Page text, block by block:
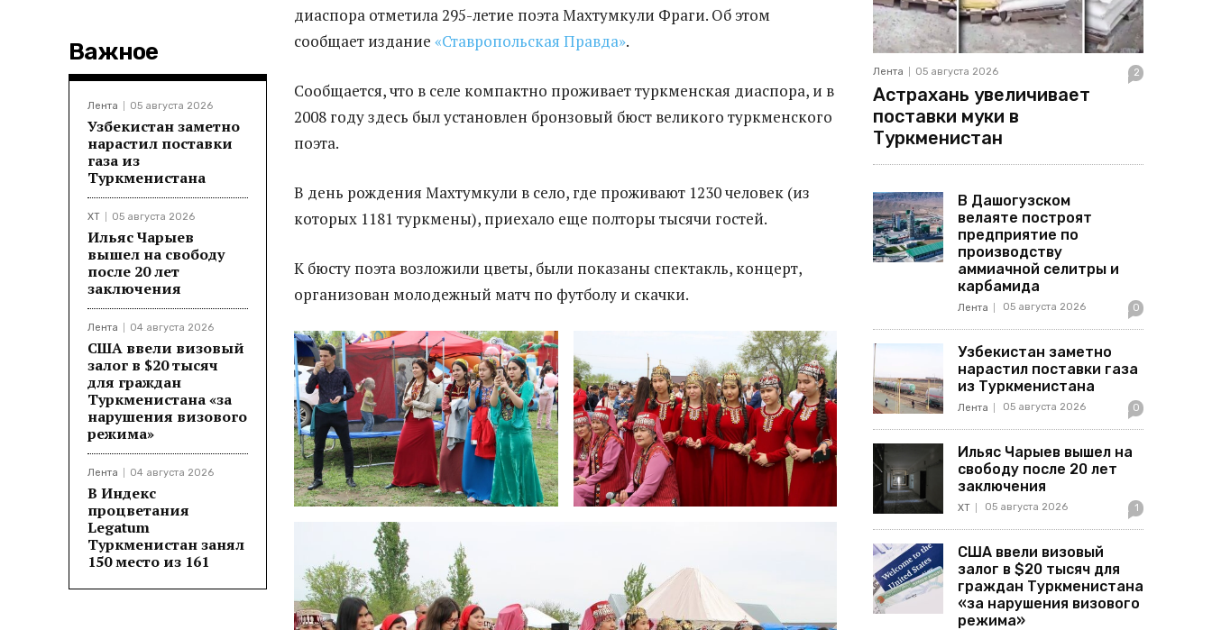
Важное
Лента 05 августа 2026
Узбекистан заметно
нарастил поставки
газа из
Туркменистана
ХТ 05 августа 2026
Ильяс Чарыев
вышел на свободу
после 20 лет
заключения
Лента 04 августа 2026
США ввели визовый
залог в $20 тысяч
для граждан
Туркменистана «за
нарушения визового
режима»
Лента 04 августа 2026
В Индекс
процветания
Legatum
Туркменистан занял
150 место из 161
диаспора отметила 295-летие поэта Махтумкули Фраги. Об этом
сообщает издание «Ставропольская Правда».
Сообщается, что в селе компактно проживает туркменская диаспора, и в
2008 году здесь был установлен бронзовый бюст великого туркменского
поэта.
В день рождения Махтумкули в село, где проживают 1230 человек (из
которых 1181 туркмены), приехало еще полторы тысячи гостей.
К бюсту поэта возложили цветы, были показаны спектакль, концерт,
организован молодежный матч по футболу и скачки.
Лента 05 августа 2026 2
Астрахань увеличивает
поставки муки в
Туркменистан
В Дашогузском
велаяте построят
предприятие по
производству
аммиачной селитры и
карбамида
Лента 05 августа 2026 0
Узбекистан заметно
нарастил поставки газа
из Туркменистана
Лента 05 августа 2026 0
Ильяс Чарыев вышел на
свободу после 20 лет
заключения
ХТ 05 августа 2026 1
США ввели визовый
залог в $20 тысяч для
граждан Туркменистана
«за нарушения визового
режима»